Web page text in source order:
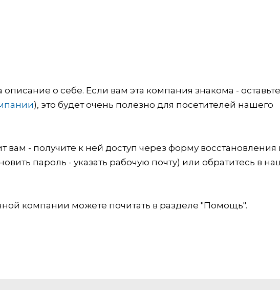
о себе. Если вам эта компания знакома - оставьте
), это будет очень полезно для посетителей нашего
вам - получите к ней доступ через форму восстановления
пароль - указать рабочую почту) или обратитесь в
компании можете почитать в разделе "Помощь".